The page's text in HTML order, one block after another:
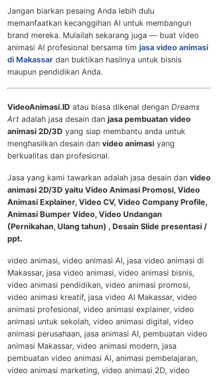
Jangan biarkan pesaing Anda lebih dulu
memanfaatkan kecanggihan AI untuk membangun
brand mereka. Mulailah sekarang juga — buat video
animasi AI profesional bersama tim jasa video animasi
di Makassar dan buktikan hasilnya untuk bisnis
maupun pendidikan Anda.
VideoAnimasi.ID atau biasa dikenal dengan Dreams
Art adalah jasa desain dan jasa pembuatan video
animasi 2D/3D yang siap membantu anda untuk
menghasilkan desain dan video animasi yang
berkualitas dan profesional.
Jasa yang kami tawarkan adalah jasa desain dan video
animasi 2D/3D yaitu Video Animasi Promosi, Video
Animasi Explainer, Video CV, Video Company Profile,
Animasi Bumper Video, Video Undangan
(Pernikahan, Ulang tahun) , Desain Slide presentasi /
ppt.
video animasi, video animasi AI, jasa video animasi di
Makassar, jasa video animasi, video animasi bisnis,
video animasi pendidikan, video animasi promosi,
video animasi kreatif, jasa video AI Makassar, video
animasi profesional, video animasi explainer, video
animasi untuk sekolah, video animasi digital, video
animasi perusahaan, jasa animasi AI, pembuatan video
animasi Makassar, video animasi modern, jasa
pembuatan video animasi AI, animasi pembelajaran,
video animasi marketing, video animasi 2D, video